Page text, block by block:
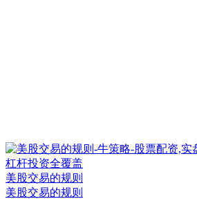
美股交易的规则
美股交易的规则